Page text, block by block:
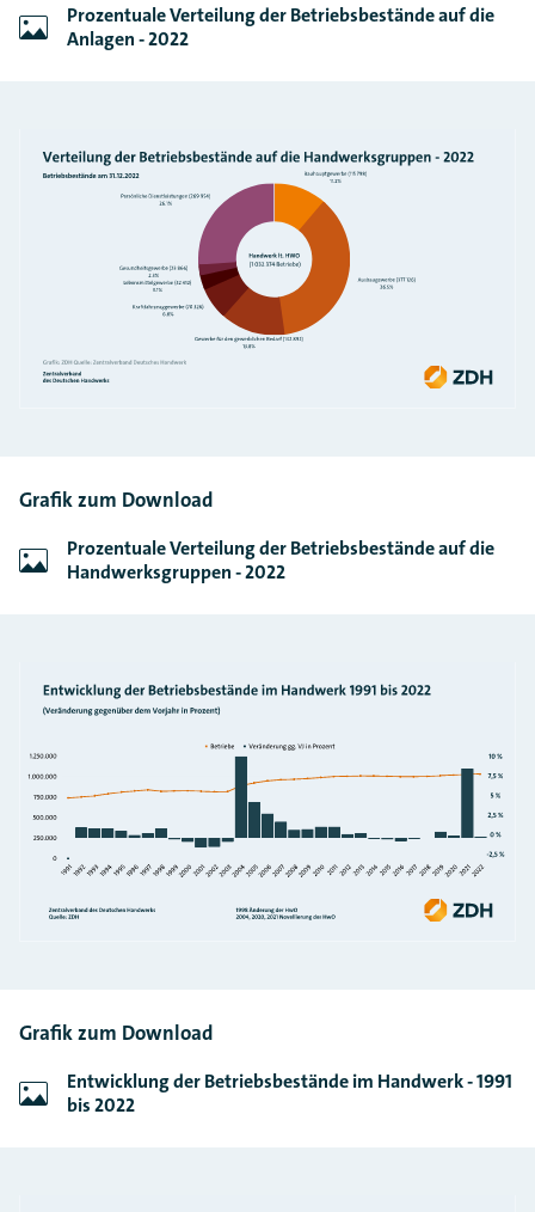
Prozentuale Verteilung der Betriebsbestände auf die
Anlagen - 2022
Grafik zum Download
Prozentuale Verteilung der Betriebsbestände auf die
Handwerksgruppen - 2022
Grafik zum Download
Entwicklung der Betriebsbestände im Handwerk - 1991
bis 2022